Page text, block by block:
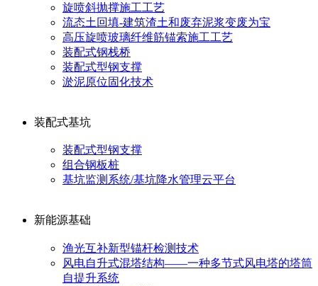
旋喷斜抛撑施工工艺
流态土回填-建筑渣土和废弃泥浆变废为宝
高压旋喷玻璃纤维筋锚索施工工艺
装配式钢栈桥
装配式型钢支撑
淤泥原位固化技术
装配式基坑
装配式型钢支撑
组合钢板桩
基坑监测系统/基坑降水管理云平台
新能源基础
渔光互补新型锚杆检测技术
风电自升式混塔结构——一种多节式风电塔的塔筒
自提升系统